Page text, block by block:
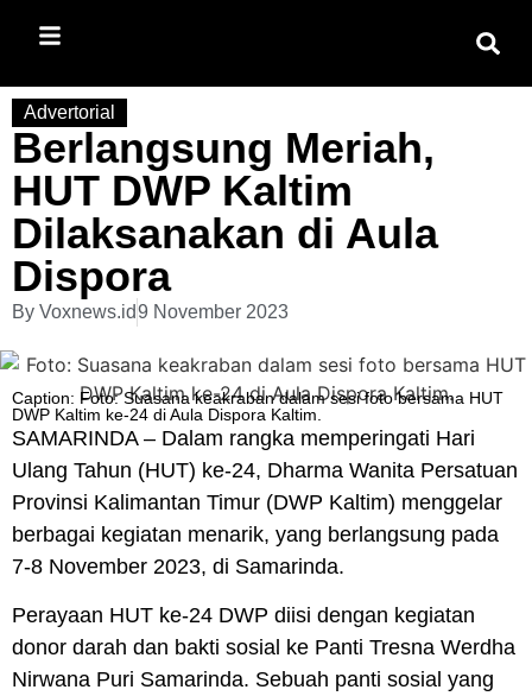
Advertorial
Berlangsung Meriah,
HUT DWP Kaltim
Dilaksanakan di Aula
Dispora
By Voxnews.id9 November 2023
Caption: Foto: Suasana keakraban dalam sesi foto bersama HUT
DWP Kaltim ke-24 di Aula Dispora Kaltim.
SAMARINDA – Dalam rangka memperingati Hari
Ulang Tahun (HUT) ke-24, Dharma Wanita Persatuan
Provinsi Kalimantan Timur (DWP Kaltim) menggelar
berbagai kegiatan menarik, yang berlangsung pada
7-8 November 2023, di Samarinda.
Perayaan HUT ke-24 DWP diisi dengan kegiatan
donor darah dan bakti sosial ke Panti Tresna Werdha
Nirwana Puri Samarinda. Sebuah panti sosial yang